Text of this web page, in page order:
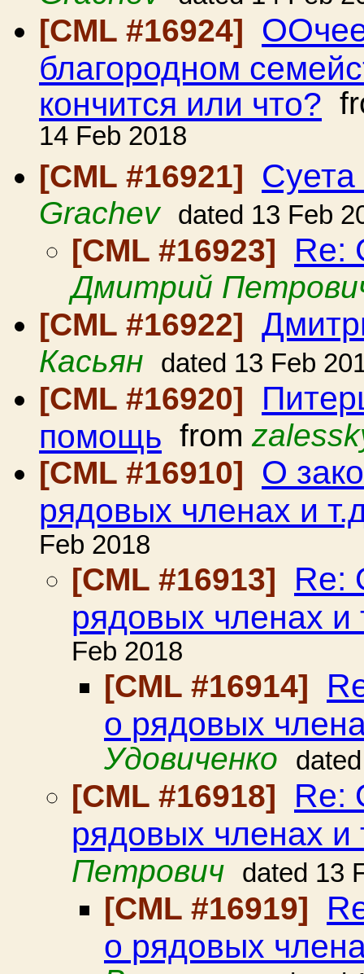
[CML #16924]
благородном
кончится или что?
14 Feb 2018
[CML #16921]
Суета
Grachev dated 13 Feb
[CML #16923] Re:
Дмитрий
[CML #16922]
Касьян dated 13 Feb
[CML #16920]
помощь from
[CML #16910]
О
рядовых членах и
Feb 2018
[CML #16913]
Re:
рядовых членах и
Feb 2018
[CML #16914]
о рядовых
Удовиченко
[CML #16918]
Re:
рядовых членах и
Петрович dated 13
[CML #16919]
о рядовых